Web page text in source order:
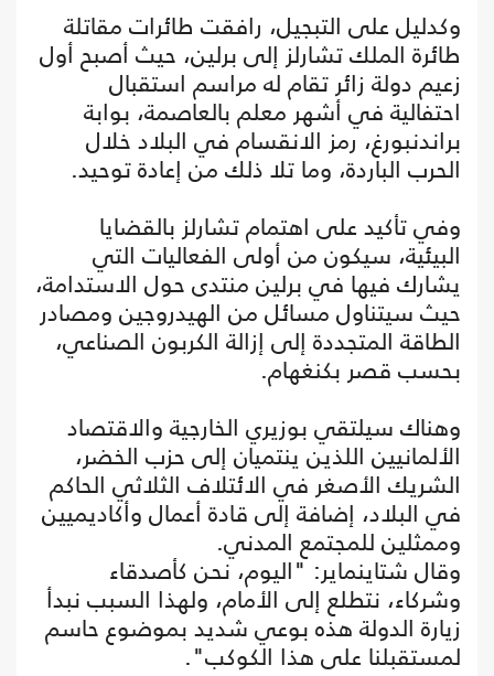
وكدليل على التبجيل، رافقت طائرات مقاتلة
طائرة الملك تشارلز إلى برلين، حيث أصبح أول
زعيم دولة زائر تقام له مراسم استقبال
احتفالية في أشهر معلم بالعاصمة، بوابة
براندنبورغ، رمز الانقسام في البلاد خلال
الحرب الباردة، وما تلا ذلك من إعادة توحيد.
وفي تأكيد على اهتمام تشارلز بالقضايا
البيئية، سيكون من أولى الفعاليات التي
يشارك فيها في برلين منتدى حول الاستدامة،
حيث سيتناول مسائل من الهيدروجين ومصادر
الطاقة المتجددة إلى إزالة الكربون الصناعي،
بحسب قصر بكنغهام.
وهناك سيلتقي بوزيري الخارجية والاقتصاد
الألمانيين اللذين ينتميان إلى حزب الخضر،
الشريك الأصغر في الائتلاف الثلاثي الحاكم
في البلاد، إضافة إلى قادة أعمال وأكاديميين
وممثلين للمجتمع المدني.
وقال شتاينماير: "اليوم، نحن كأصدقاء
وشركاء، نتطلع إلى الأمام، ولهذا السبب نبدأ
زيارة الدولة هذه بوعي شديد بموضوع حاسم
لمستقبلنا على هذا الكوكب".